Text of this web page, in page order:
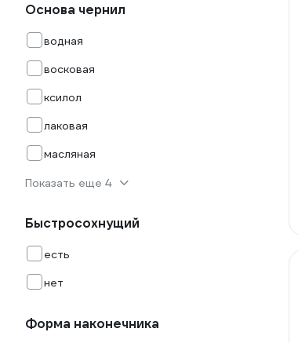
Основа чернил
водная
восковая
ксилол
лаковая
масляная
Показать еще 4
Быстросохнущий
есть
нет
Форма наконечника